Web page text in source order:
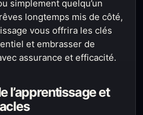
simplement quelqu’un
longtemps mis de côté,
vous offrira les clés
et embrasser de
assurance et efficacité.
l’apprentissage et